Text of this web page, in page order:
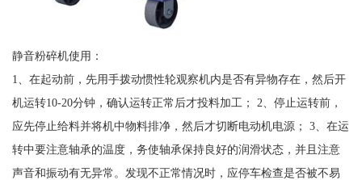
静音粉碎机使用：
1、在起动前，先用手拨动惯性轮观察机内是否有异物存在，然后开
机运转10-20分钟，确认运转正常后才投料加工； 2、停止运转前，
应先停止给料并将机中物料排净，然后才切断电动机电源； 3、在运
转中要注意轴承的温度，务使轴承保持良好的润滑状态，并且注意
声音和振动有无异常。发现不正常情况时，应停车检查是否被不易